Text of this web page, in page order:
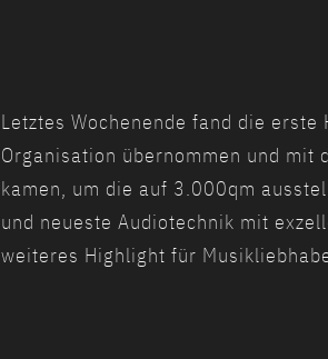
Letztes Wochenende fand die
Organisation übernommen und mit
kamen, um die auf 3.000qm
und neueste Audiotechnik mit
weiteres Highlight für